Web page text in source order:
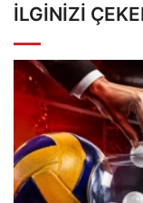
İLGINIZI